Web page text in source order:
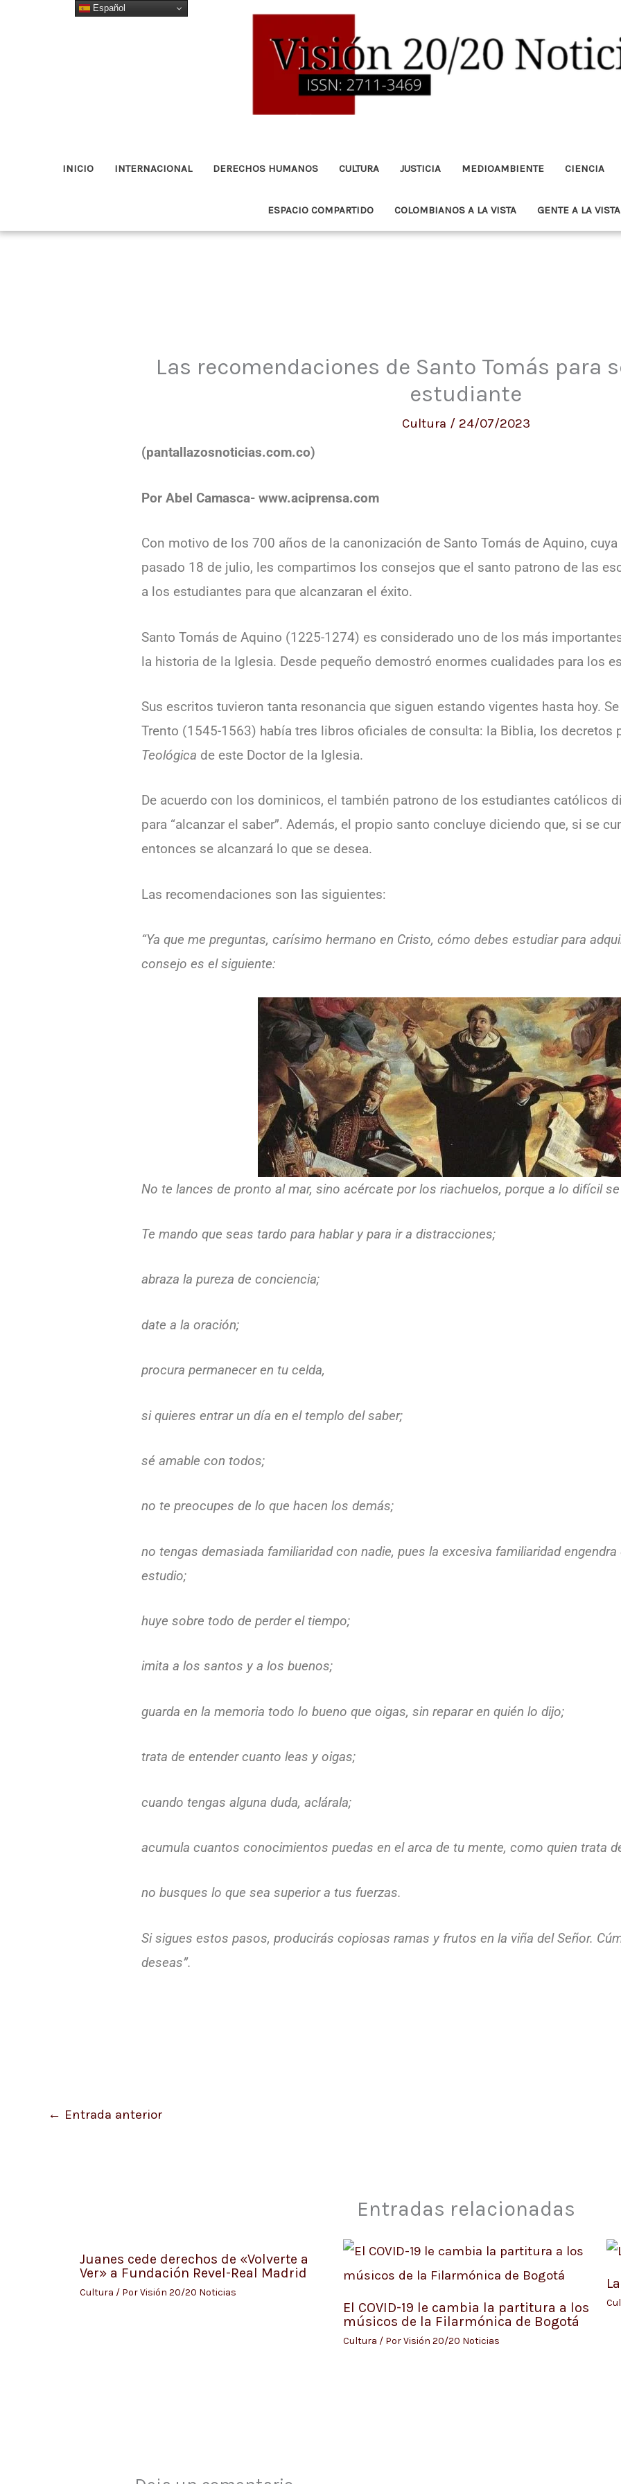
INICIO INTERNACIONAL DERECHOS HUMANOS CULTURA JUSTICIA MEDIOAMBIENTE CIENCIA
ESPACIO COMPARTIDO COLOMBIANOS A LA VISTA GENTE A LA VISTA
Las recomendaciones de Santo Tomás para
estudiante
Cultura / 24/07/2023
(pantallazosnoticias.com.co)
Por Abel Camasca- www.aciprensa.com
Con motivo de los 700 años de la canonización de Santo Tomás de Aquino,
pasado 18 de julio, les compartimos los consejos que el santo patrono de las
a los estudiantes para que alcanzaran el éxito.
Santo Tomás de Aquino (1225-1274) es considerado uno de los más
la historia de la Iglesia. Desde pequeño demostró enormes cualidades para los
Sus escritos tuvieron tanta resonancia que siguen estando vigentes hasta hoy.
Trento (1545-1563) había tres libros oficiales de consulta: la Biblia, los decretos
Teológica de este Doctor de la Iglesia.
De acuerdo con los dominicos, el también patrono de los estudiantes católicos
para “alcanzar el saber”. Además, el propio santo concluye diciendo que, si se
entonces se alcanzará lo que se desea.
Las recomendaciones son las siguientes:
“Ya que me preguntas, carísimo hermano en Cristo, cómo debes estudiar para
consejo es el siguiente:
No te lances de pronto al mar, sino acércate por los riachuelos, porque a lo difícil
Te mando que seas tardo para hablar y para ir a distracciones;
abraza la pureza de conciencia;
date a la oración;
procura permanecer en tu celda,
si quieres entrar un día en el templo del saber;
sé amable con todos;
no te preocupes de lo que hacen los demás;
no tengas demasiada familiaridad con nadie, pues la excesiva familiaridad
estudio;
huye sobre todo de perder el tiempo;
imita a los santos y a los buenos;
guarda en la memoria todo lo bueno que oigas, sin reparar en quién lo dijo;
trata de entender cuanto leas y oigas;
cuando tengas alguna duda, aclárala;
acumula cuantos conocimientos puedas en el arca de tu mente, como quien trata
no busques lo que sea superior a tus fuerzas.
Si sigues estos pasos, producirás copiosas ramas y frutos en la viña del Señor.
deseas”.
← Entrada anterior
Entradas relacionadas
Juanes cede derechos de «Volverte a
Ver» a Fundación Revel-Real Madrid
Cultura / PorVisión 20/20 Noticias
El COVID-19 le cambia la partitura a los
músicos de la Filarmónica de Bogotá
Cultura / PorVisión 20/20 Noticias
Español